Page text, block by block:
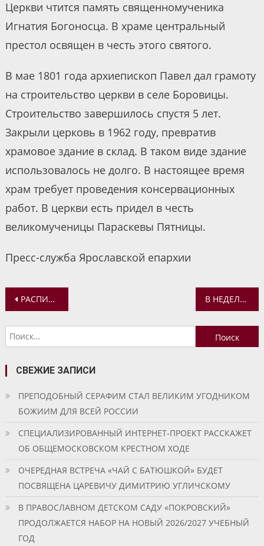
Церкви чтится память священномученика
Игнатия Богоносца. В храме центральный
престол освящен в честь этого святого.
В мае 1801 года архиепископ Павел дал грамоту
на строительство церкви в селе Боровицы.
Строительство завершилось спустя 5 лет.
Закрыли церковь в 1962 году, превратив
храмовое здание в склад. В таком виде здание
использовалось не долго. В настоящее время
храм требует проведения консервационных
работ. В церкви есть придел в честь
великомученицы Параскевы Пятницы.
Пресс-служба Ярославской епархии
Навигация
по
записям
РАСПИСАНИЕ СЛУЖБ В ХРАМАХ ЯРОСЛАВЛЯ НА СОЧЕЛЬНИК И РОЖДЕСТВО ХРИСТОВО В НЕДЕЛЮ СВЯТЫХ ОТЕЦ МИТРОПОЛИТ ВАДИМ СОВЕРШИЛ БОЖЕСТВЕННУЮ ЛИТУРГИЮ В УСПЕНСКОМ СОБОРЕ Г. ЯРОСЛАВЛЯ
Найти:
СВЕЖИЕ ЗАПИСИ
ПРЕПОДОБНЫЙ СЕРАФИМ СТАЛ ВЕЛИКИМ УГОДНИКОМ
БОЖИИМ ДЛЯ ВСЕЙ РОССИИ
СПЕЦИАЛИЗИРОВАННЫЙ ИНТЕРНЕТ-ПРОЕКТ РАССКАЖЕТ
ОБ ОБЩЕМОСКОВСКОМ КРЕСТНОМ ХОДЕ
ОЧЕРЕДНАЯ ВСТРЕЧА «ЧАЙ С БАТЮШКОЙ» БУДЕТ
ПОСВЯЩЕНА ЦАРЕВИЧУ ДИМИТРИЮ УГЛИЧСКОМУ
В ПРАВОСЛАВНОМ ДЕТСКОМ САДУ «ПОКРОВСКИЙ»
ПРОДОЛЖАЕТСЯ НАБОР НА НОВЫЙ 2026/2027 УЧЕБНЫЙ
ГОД